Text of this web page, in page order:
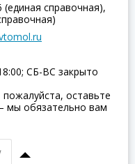
справочная),
СБ-ВC закрыто
оставьте
мы обязательно вам